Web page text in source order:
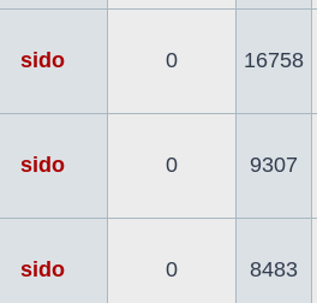
sido 0 16758
sido 0 9307
sido 0 8483